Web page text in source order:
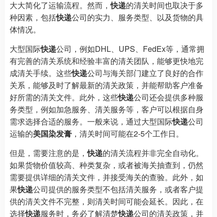
大大简化了运输流程。然而，快递的清关时间也取决于多
种因素，包括快递公司的实力、服务类型、以及货物的具
体情况。
大型国际快递公司，例如DHL、UPS、FedEx等，通常拥
有完善的清关系统和经验丰富的清关团队，能够更快地完
成清关手续。这些快递公司与海关部门建立了良好的合作
关系，能够及时了解最新的清关政策，并能帮助客户准备
好所需的清关文件。此外，这些快递公司还会提供多种服
务类型，例如加急服务、清关服务等，客户可以根据自身
需求选择合适的服务。一般来说，通过大型国际快递公司
运输的美国染发膏 ，清关时间可能在2-5个工作日。
但是，需要注意的是，快递的清关流程并非完全自动化。
如果货物价值较高、种类复杂，或者被海关抽查到，仍然
需要提供详细的清关文件，并接受海关的查验。此外，如
果快递公司提供的服务类型不包括清关服务，或者客户提
供的清关文件不完整，则清关时间可能会延长。因此，在
选择快递服务时，务必了解清楚快递公司的清关政策，并